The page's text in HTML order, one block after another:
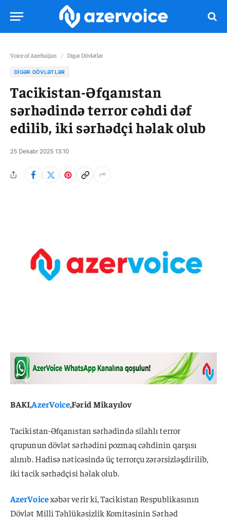
Voice of Azerbaijan / Digər Dövlətlər
DIGƏR DÖVLƏTLƏR
Tacikistan-Əfqanıstan
sərhədində terror cəhdi dəf
edilib, iki sərhədçi həlak olub
25 Dekabr 2025 13:10
BAKI,AzerVoice,Fərid Mikayılov
Tacikistan-Əfqanıstan sərhədində silahlı terror
qrupunun dövlət sərhədini pozmaq cəhdinin qarşısı
alınıb. Hadisə nəticəsində üç terrorçu zərərsizləşdirilib,
iki tacik sərhədçisi həlak olub.
AzerVoicexəbər verir ki, Tacikistan Respublikasının
Dövlət Milli Təhlükəsizlik Komitəsinin Sərhəd